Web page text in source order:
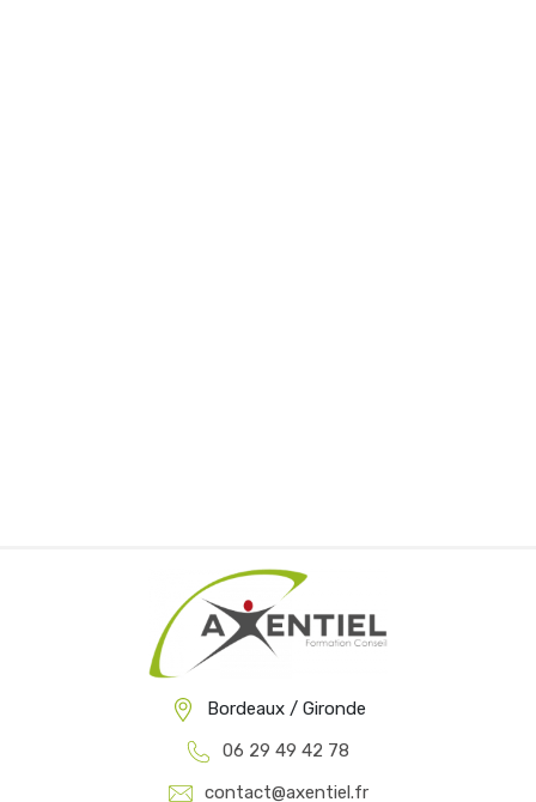
Bordeaux / Gironde
06 29 49 42 78
contact@axentiel.fr